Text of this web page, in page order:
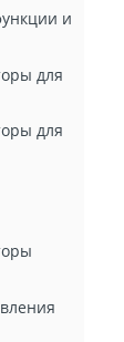
и
для
для